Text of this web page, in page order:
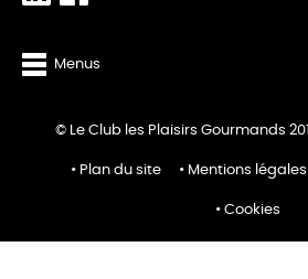
Menus
© Le Club les Plaisirs Gourmands
Plan du site Mentions légales
Cookies